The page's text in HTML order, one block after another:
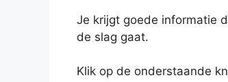
Je krijgt goede informatie
de slag gaat.
Klik op de onderstaande